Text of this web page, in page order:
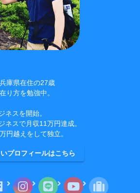
庫県在住の27歳
り方を勉強中。
ネスを開始。
ネスで月収11万円達成。
円越えをして独立。
プロフィールはこちら